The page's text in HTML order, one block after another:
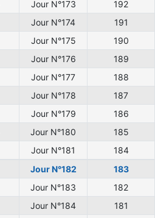
Jour N°173
192
Jour N°174
191
Jour N°175
190
Jour N°176
189
Jour N°177
188
Jour N°178
187
Jour N°179
186
Jour N°180
185
Jour N°181
184
Jour N°182
183
Jour N°183
182
Jour N°184
181